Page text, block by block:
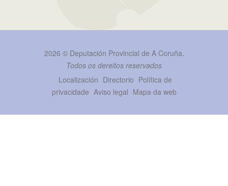
2026 © Deputación Provincial de A Coruña.
Todos os dereitos reservados
Localización Directorio Política de
privacidade Aviso legal Mapa da web